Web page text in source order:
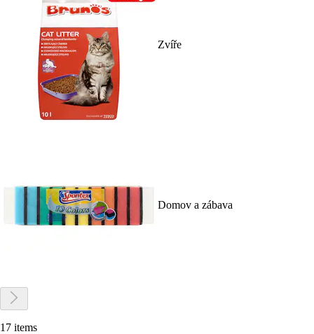
Zvíře
Domov a zábava
17 items